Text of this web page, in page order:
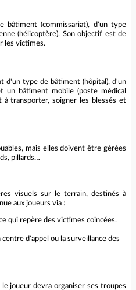
bâtiment (commissariat), d'un type
(hélicoptère). Son objectif est de
les victimes.
d'un type de bâtiment (hôpital), d'un
un bâtiment mobile (poste médical
à transporter, soigner les blessés et
mais elles doivent être gérées
pillards…
visuels sur le terrain, destinés à
aux joueurs via :
qui repère des victimes coincées.
d'appel ou la surveillance des
joueur devra organiser ses troupes